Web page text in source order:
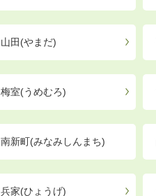
山田(やまだ)
梅室(うめむろ)
南新町(みなみしんまち)
兵家(ひょうげ)